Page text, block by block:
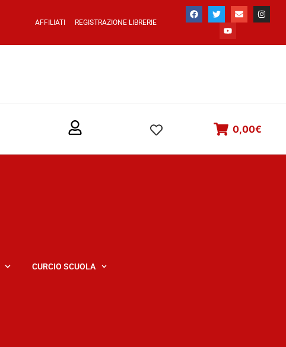
AFFILIATI REGISTRAZIONE LIBRERIE
0,00€
CURCIO SCUOLA